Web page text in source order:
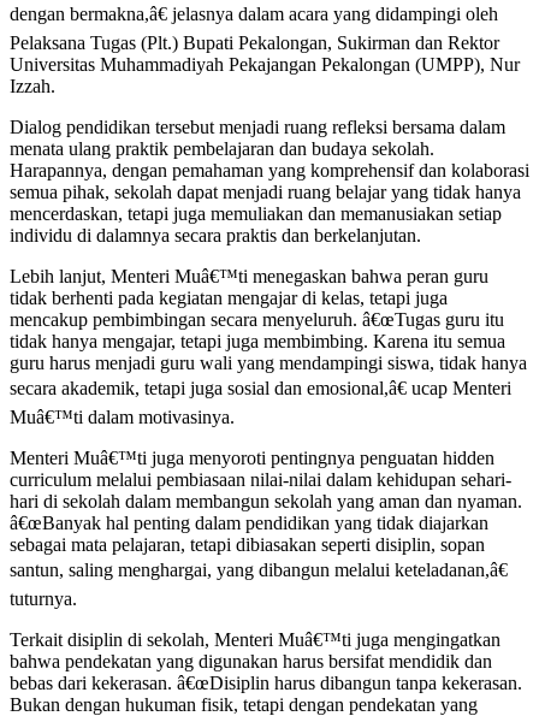
dengan bermakna,â€ jelasnya dalam acara yang didampingi oleh
Pelaksana Tugas (Plt.) Bupati Pekalongan, Sukirman dan Rektor
Universitas Muhammadiyah Pekajangan Pekalongan (UMPP), Nur
Izzah.
Dialog pendidikan tersebut menjadi ruang refleksi bersama dalam
menata ulang praktik pembelajaran dan budaya sekolah.
Harapannya, dengan pemahaman yang komprehensif dan kolaborasi
semua pihak, sekolah dapat menjadi ruang belajar yang tidak hanya
mencerdaskan, tetapi juga memuliakan dan memanusiakan setiap
individu di dalamnya secara praktis dan berkelanjutan.
Lebih lanjut, Menteri Muâ€™ti menegaskan bahwa peran guru
tidak berhenti pada kegiatan mengajar di kelas, tetapi juga
mencakup pembimbingan secara menyeluruh. â€œTugas guru itu
tidak hanya mengajar, tetapi juga membimbing. Karena itu semua
guru harus menjadi guru wali yang mendampingi siswa, tidak hanya
secara akademik, tetapi juga sosial dan emosional,â€ ucap Menteri
Muâ€™ti dalam motivasinya.
Menteri Muâ€™ti juga menyoroti pentingnya penguatan hidden
curriculum melalui pembiasaan nilai-nilai dalam kehidupan sehari-
hari di sekolah dalam membangun sekolah yang aman dan nyaman.
â€œBanyak hal penting dalam pendidikan yang tidak diajarkan
sebagai mata pelajaran, tetapi dibiasakan seperti disiplin, sopan
santun, saling menghargai, yang dibangun melalui keteladanan,â€
tuturnya.
Terkait disiplin di sekolah, Menteri Muâ€™ti juga mengingatkan
bahwa pendekatan yang digunakan harus bersifat mendidik dan
bebas dari kekerasan. â€œDisiplin harus dibangun tanpa kekerasan.
Bukan dengan hukuman fisik, tetapi dengan pendekatan yang